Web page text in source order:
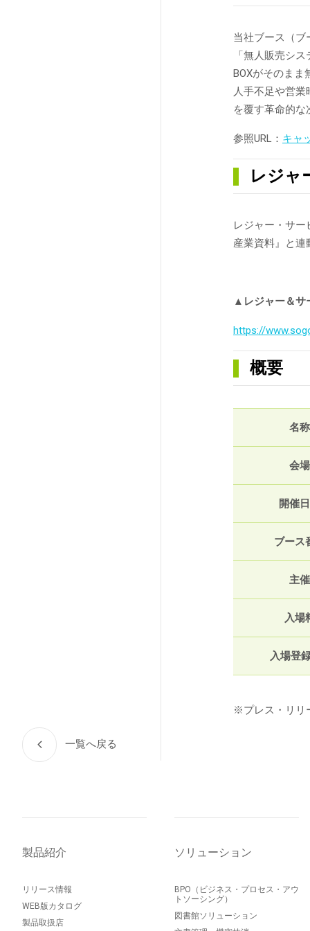
当社ブース（ブ
「無人販売シ
BOXがそのまま
人手不足や営
を覆す革命的
参照URL： キャ
レジャ
レジャー・サ
産業資料』と
▲レジャー＆サ
https://
概要
名称
会場
開催
ブース
主催
入場
入場登
※プレス・リリ
一覧へ戻る
製品紹介
リリース情報
WEB版カタログ
製品取扱店
ソリューション
BPO（ビジネス・プロセス・アウ
トソーシング）
図書館ソリューション